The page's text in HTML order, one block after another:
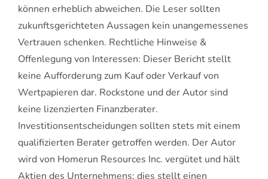
können erheblich abweichen. Die Leser sollten
zukunftsgerichteten Aussagen kein unangemessenes
Vertrauen schenken. Rechtliche Hinweise &
Offenlegung von Interessen: Dieser Bericht stellt
keine Aufforderung zum Kauf oder Verkauf von
Wertpapieren dar. Rockstone und der Autor sind
keine lizenzierten Finanzberater.
Investitionsentscheidungen sollten stets mit einem
qualifizierten Berater getroffen werden. Der Autor
wird von Homerun Resources Inc. vergütet und hält
Aktien des Unternehmens; dies stellt einen